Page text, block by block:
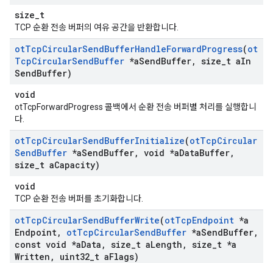
size_t
TCP 순환 전송 버퍼의 여유 공간을 반환합니다.
otTcpCircularSendBufferHandleForwardProgress(ot
TcpCircularSendBuffer *aSendBuffer, size t aIn
SendBuffer)
void
otTcpForwardProgress 콜백에서 순환 전송 버퍼별 처리를 실행합니
다.
otTcpCircularSendBufferInitialize(otTcpCircular
SendBuffer *aSendBuffer, void *aDataBuffer,
size t aCapacity)
void
TCP 순환 전송 버퍼를 초기화합니다.
otTcpCircularSendBufferWrite(otTcpEndpoint *a
Endpoint, otTcpCircularSendBuffer *aSendBuffer,
const void *aData , size t aLength , size t *a
Written , uint32 t aFlags)